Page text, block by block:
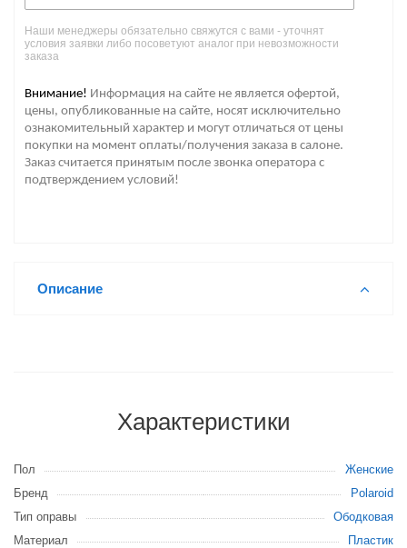
Наши менеджеры обязательно свяжутся с вами - уточнят
условия заявки либо посоветуют аналог при невозможности
заказа
Внимание! Информация на сайте не является офертой,
цены, опубликованные на сайте, носят исключительно
ознакомительный характер и могут отличаться от цены
покупки на момент оплаты/получения заказа в салоне.
Заказ считается принятым после звонка оператора с
подтверждением условий!
Описание
Характеристики
Пол
Женские
Бренд
Polaroid
Тип оправы
Ободковая
Материал
Пластик